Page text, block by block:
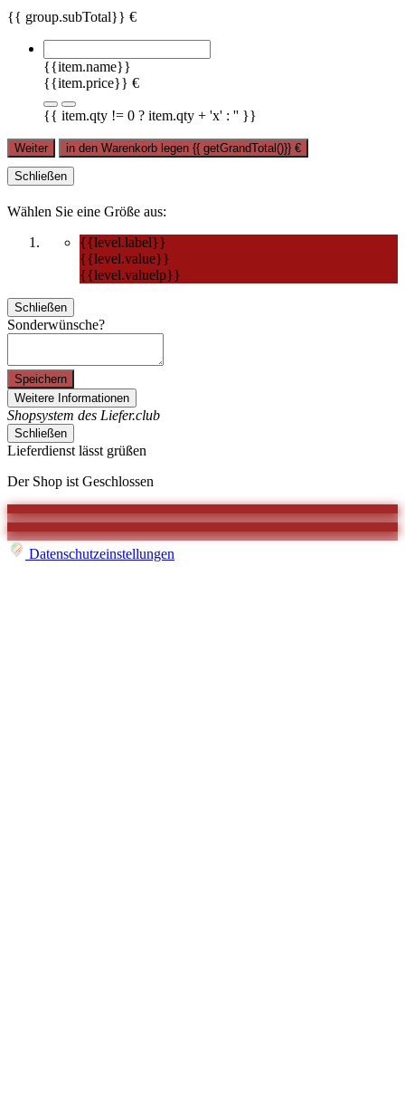
{{ group.subTotal}} €
{{item.name}}
{{item.price}} €
{{ item.qty != 0 ? item.qty + 'x' : '' }}
Weiter in den Warenkorb legen {{ getGrandTotal()}} €
Schließen
Wählen Sie eine Größe aus:
{{level.label}}
{{level.value}}
{{level.valuelp}}
Schließen
Sonderwünsche?
Speichern
Weitere Informationen
Shopsystem des Liefer.club
Schließen
Lieferdienst lässt grüßen
Der Shop ist Geschlossen
Datenschutzeinstellungen